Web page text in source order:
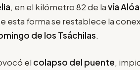
, en el kilómetro 82 de lavía
esta forma se restablece la
de los Tsáchilas.
el colapso del puente,